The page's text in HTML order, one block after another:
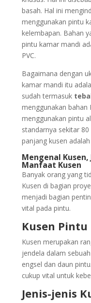
basah. Hal ini
menggunakan pintu
kelembapan. Bahan
pintu kamar mandi
PVC.
Bagaimana dengan
kamar mandi itu
sudah termasuk
menggunakan bahan
menggunakan pintu
standarnya sekitar
panjang kusen
Mengenal Kusen,
Manfaat Kusen
Banyak orang yang
Kusen di bagian
menjadi bagian
vital pada pintu.
Kusen Pintu
Kusen merupakan
jendela dalam
engsel dan daun
cukup vital untuk
Jenis-jenis